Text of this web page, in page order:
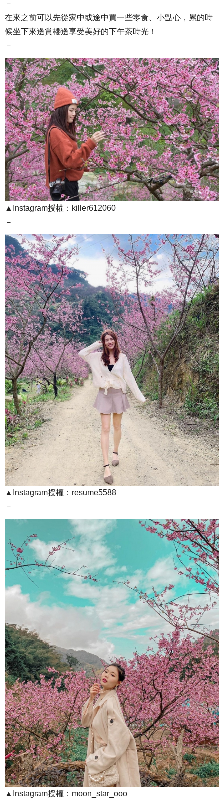
－
在來之前可以先從家中或途中買一些零食、小點心，累的時
候坐下來邊賞櫻邊享受美好的下午茶時光！
－
▲Instagram授權：killer612060
－
▲Instagram授權：resume5588
－
▲Instagram授權：moon_star_ooo